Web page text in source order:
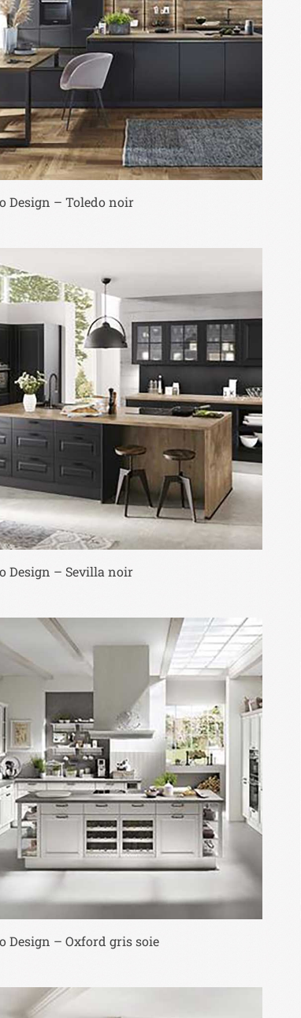
Design – Toledo noir
Design – Sevilla noir
Design – Oxford gris soie